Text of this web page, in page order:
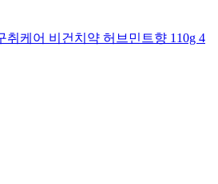
취케어 비건치약 허브민트향 110g 4